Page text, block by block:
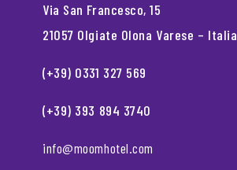
Via San Francesco, 15
21057 Olgiate Olona Varese – Italia
(+39) 0331 327 569
(+39) 393 894 3740
info@moomhotel.com